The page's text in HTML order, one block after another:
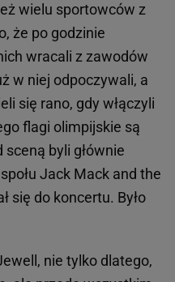
wielu sportowców z
że po godzinie
wracali z zawodów
w niej odpoczywali, a
się rano, gdy włączyli
flagi olimpijskie są
sceną byli głównie
Jack Mack and the
się do koncertu. Było
nie tylko dlatego,